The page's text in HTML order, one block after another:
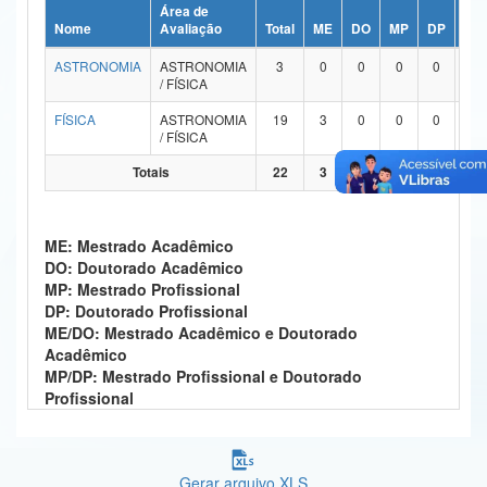
Ministério da Ciência, Tecnologia, Inovações e Comunicações
Ministério do Meio Ambiente
Ministério do Turismo
Ministério do Desenvolvimento Regional
Ministério da Mulher, da Família e dos Direitos Humanos
Secretaria-Geral
Secretaria de Governo
Gabinete de Segurança Institucional
Nome
Área de
Avaliação
Total ME DO MP DP
ASTRONOMIA
ASTRONOMIA
/ FÍSICA
3 0 0 0 0
FÍSICA
ASTRONOMIA
/ FÍSICA
19 3 0 0 0
Totais 22 3 0 0 0
ME: Mestrado Acadêmico
DO: Doutorado Acadêmico
MP: Mestrado Profissional
DP: Doutorado Profissional
ME/DO: Mestrado Acadêmico e Doutorado
Acadêmico
MP/DP: Mestrado Profissional e Doutorado
Profissional
Gerar arquivo XLS